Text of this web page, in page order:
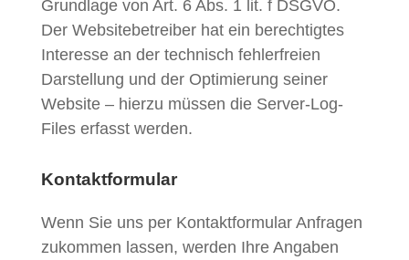
Grundlage von Art. 6 Abs. 1 lit. f DSGVO.
Der Websitebetreiber hat ein berechtigtes
Interesse an der technisch fehlerfreien
Darstellung und der Optimierung seiner
Website – hierzu müssen die Server-Log-
Files erfasst werden.
Kontaktformular
Wenn Sie uns per Kontaktformular Anfragen
zukommen lassen, werden Ihre Angaben